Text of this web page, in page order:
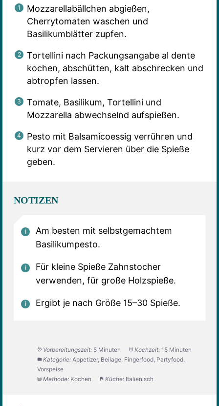
Mozzarellabällchen abgießen,
Cherrytomaten waschen und
Basilikumblätter zupfen.
Tortellini nach Packungsangabe al dente
kochen, abschütten, kalt abschrecken und
abtropfen lassen.
Tomate, Basilikum, Tortellini und
Mozzarella abwechselnd aufspießen.
Pesto mit Balsamicoessig verrühren und
kurz vor dem Servieren über die Spieße
geben.
NOTIZEN
Am besten mit selbstgemachtem
Basilikumpesto.
Für kleine Spieße Zahnstocher
verwenden, für große Holzspieße.
Ergibt je nach Größe 15–30 Spieße.
Vorbereitungszeit: 5 Minuten Kochzeit: 15 Minuten
Kategorie: Appetizer, Beilage, Fingerfood, Partyfood,
Vorspeise
Methode: Kochen Küche: Italienisch